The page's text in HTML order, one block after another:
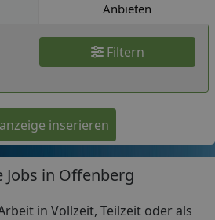
Anbieten
Filtern
inserieren
Jobs in Offenberg
in Vollzeit, Teilzeit oder als